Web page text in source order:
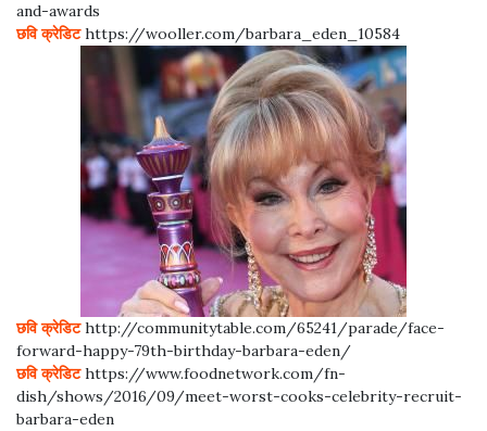
and-awards
छवि क्रेडिटhttps://wooller.com/barbara_eden_10584
छवि क्रेडिटhttp://communitytable.com/65241/parade/face-
forward-happy-79th-birthday-barbara-eden/
छवि क्रेडिटhttps://www.foodnetwork.com/fn-
dish/shows/2016/09/meet-worst-cooks-celebrity-recruit-
barbara-eden